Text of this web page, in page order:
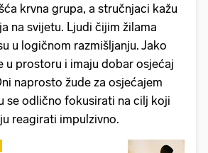
krvna grupa, a stručnjaci kažu
na svijetu. Ljudi čijim žilama
u logičnom razmišljanju. Jako
u prostoru i imaju dobar osjećaj
naprosto žude za osjećajem
se odlično fokusirati na cilj koji
reagirati impulzivno.